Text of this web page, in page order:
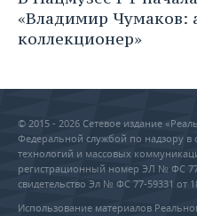
«Владимир Чумаков:
коллекционер»
© 2015 - 2026 Сетевое издание
Федеральной службой по надзору
технологий и массовых
регистрационный номер ЭЛ № ФС 77
свидетельство Эл № ФС 77-59331 от
Использование материалов